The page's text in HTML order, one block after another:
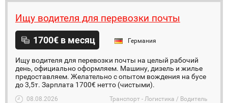
Ищу водителя для перевозки почты
1700€ в месяц Германия
Ищу водителя для перевозки почты на целый рабочий
день, официально оформляем. Машину, дизель и жилье
предоставляем. Желательно с опытом вождения на бусе
до 3,5т. Зарплата 1700€ нетто (чистыми).
08.08.2026 Транспорт - Логистика / Водитель